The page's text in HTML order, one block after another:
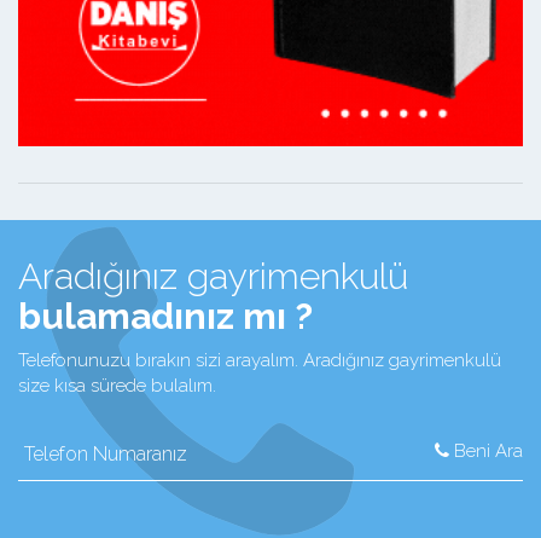
Aradığınız gayrimenkulü
bulamadınız mı ?
Telefonunuzu bırakın sizi arayalım. Aradığınız gayrimenkulü
size kısa sürede bulalım.
Beni Ara